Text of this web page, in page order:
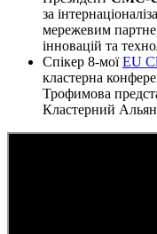
за
мережевим
інновацій та
Спікер 8-моїEU
кластерна
Трофимова
Кластерний